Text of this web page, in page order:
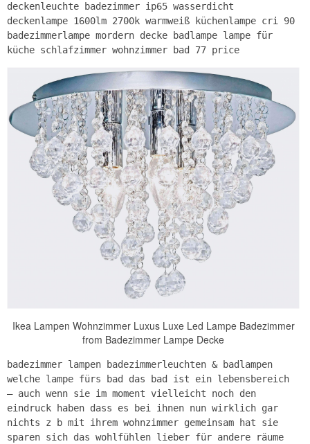
deckenleuchte badezimmer ip65 wasserdicht
deckenlampe 1600lm 2700k warmweiß küchenlampe cri 90
badezimmerlampe mordern decke badlampe lampe für
küche schlafzimmer wohnzimmer bad 77 price
Ikea Lampen Wohnzimmer Luxus Luxe Led Lampe Badezimmer
from Badezimmer Lampe Decke
badezimmer lampen badezimmerleuchten & badlampen
welche lampe fürs bad das bad ist ein lebensbereich
– auch wenn sie im moment vielleicht noch den
eindruck haben dass es bei ihnen nun wirklich gar
nichts z b mit ihrem wohnzimmer gemeinsam hat sie
sparen sich das wohlfühlen lieber für andere räume